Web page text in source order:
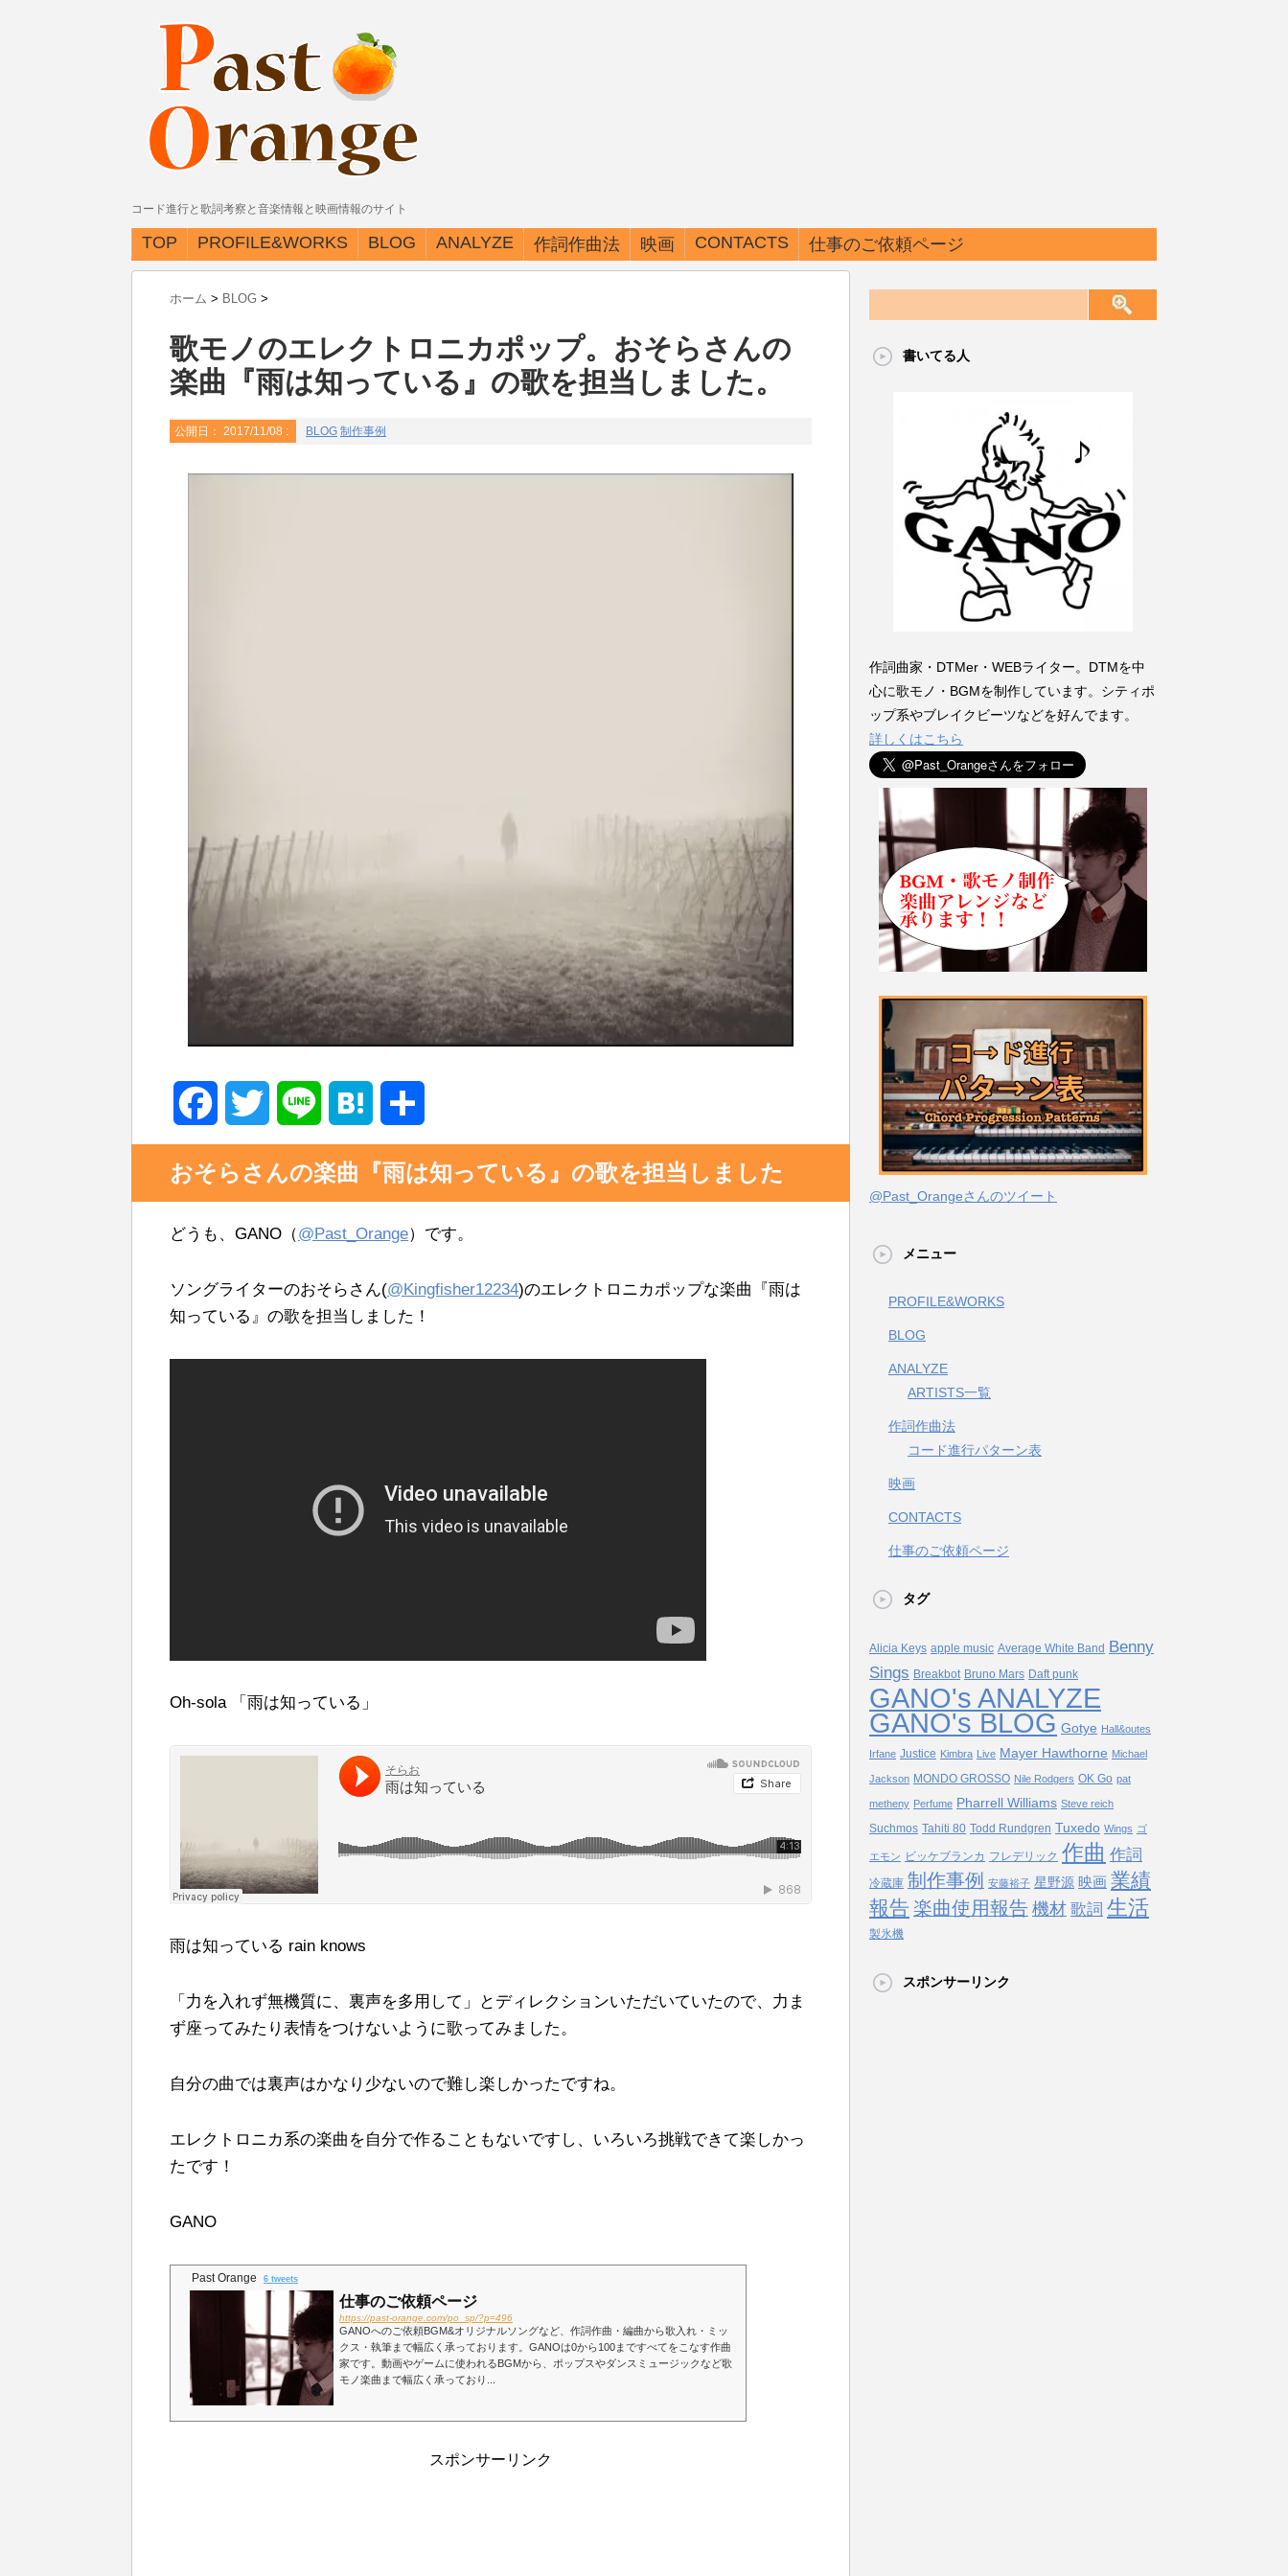
コード進行と歌詞考察と音楽情報と映画情報のサイト
TOP PROFILE&WORKS BLOG
ANALYZE
ARTISTS一覧
作詞作曲法
コード進行パターン表
映画 CONTACTS 仕事のご依頼ページ
ホーム > BLOG >
歌モノのエレクトロニカポップ。おそらさんの
楽曲『雨は知っている』の歌を担当しました。
公開日： 2017/11/08 : BLOG 制作事例
a
e
b
o
w
t
e
i
e
a
e
a
有
おそらさんの楽曲『雨は知っている』の歌を担当しました
どうも、GANO（@Past_Orange）です。
ソングライターのおそらさん(@Kingfisher12234)のエレクトロニカポップな楽曲『雨は
知っている』の歌を担当しました！
Oh-sola 「雨は知っている」
雨は知っている rain knows
「力を入れず無機質に、裏声を多用して」とディレクションいただいていたので、力ま
ず座ってみたり表情をつけないように歌ってみました。
自分の曲では裏声はかなり少ないので難し楽しかったですね。
エレクトロニカ系の楽曲を自分で作ることもないですし、いろいろ挑戦できて楽しかっ
たです！
GANO
Past Orange 6 tweets
仕事のご依頼ページ
https://past-orange.com/po_sp/?p=496
GANOへのご依頼BGM&オリジナルソングなど、作詞作曲・編曲から歌入れ・ミッ
クス・執筆まで幅広く承っております。GANOは0から100まですべてをこなす作曲
家です。動画やゲームに使われるBGMから、ポップスやダンスミュージックなど歌
モノ楽曲まで幅広く承っており...
スポンサーリンク
書いてる人
作詞曲家・DTMer・WEBライター。DTMを中
心に歌モノ・BGMを制作しています。シティポ
ップ系やブレイクビーツなどを好んでます。
詳しくはこちら
@Past_Orangeさんのツイート
メニュー
PROFILE&WORKS
BLOG
ANALYZE
ARTISTS一覧
作詞作曲法
コード進行パターン表
映画
CONTACTS
仕事のご依頼ページ
タグ
Alicia Keys apple music Average White Band Benny
Sings Breakbot Bruno Mars Daft punk
GANO's ANALYZE
GANO's BLOG Gotye Hall&outes
Irfane Justice Kimbra Live Mayer Hawthorne Michael
Jackson MONDO GROSSO Nile Rodgers OK Go pat
metheny Perfume Pharrell Williams Steve reich
Suchmos Tahiti 80 Todd Rundgren Tuxedo Wings ゴ
エモン ビッケブランカ フレデリック 作曲 作詞
冷蔵庫 制作事例 安藤裕子 星野源 映画 業績
報告 楽曲使用報告機材 歌詞 生活
製氷機
スポンサーリンク